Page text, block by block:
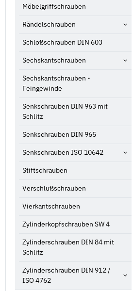
Bestseller Bestseller
Möbelgriffschrauben
Rändelschrauben
Schloßschrauben DIN 603
Sechskantschrauben
Sechskantschrauben -
Feingewinde
Senkschrauben DIN 963 mit
Schlitz
Senkschrauben DIN 965
Senkschrauben ISO 10642
Stiftschrauben
Verschlußschrauben
Vierkantschrauben
Zylinderkopfschrauben SW 4
Zylinderschrauben DIN 84 mit
Schlitz
Zylinderschrauben DIN 912 /
ISO 4762